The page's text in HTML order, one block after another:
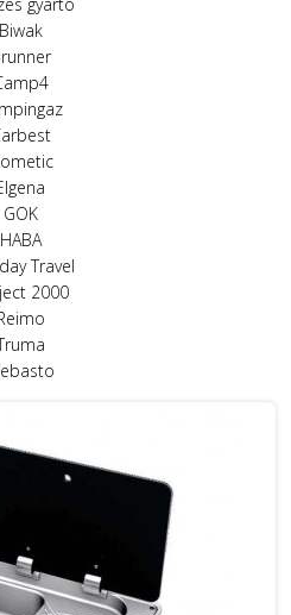
Biwak
GOK
HABA
Travel
2000